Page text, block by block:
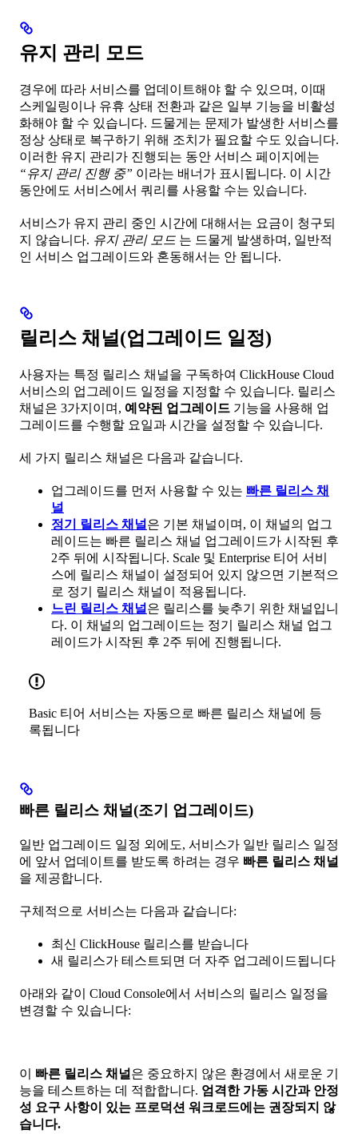
유지 관리 모드
경우에 따라 서비스를 업데이트해야 할 수 있으며, 이때
스케일링이나 유휴 상태 전환과 같은 일부 기능을 비활성
화해야 할 수 있습니다. 드물게는 문제가 발생한 서비스를
정상 상태로 복구하기 위해 조치가 필요할 수도 있습니다.
이러한 유지 관리가 진행되는 동안 서비스 페이지에는
“유지 관리 진행 중” 이라는 배너가 표시됩니다. 이 시간
동안에도 서비스에서 쿼리를 사용할 수는 있습니다.
서비스가 유지 관리 중인 시간에 대해서는 요금이 청구되
지 않습니다. 유지 관리 모드 는 드물게 발생하며, 일반적
인 서비스 업그레이드와 혼동해서는 안 됩니다.
릴리스 채널(업그레이드 일정)
사용자는 특정 릴리스 채널을 구독하여 ClickHouse Cloud
서비스의 업그레이드 일정을 지정할 수 있습니다. 릴리스
채널은 3가지이며, 예약된 업그레이드 기능을 사용해 업
그레이드를 수행할 요일과 시간을 설정할 수 있습니다.
세 가지 릴리스 채널은 다음과 같습니다.
업그레이드를 먼저 사용할 수 있는 빠른 릴리스 채
널
정기 릴리스 채널 은 기본 채널이며, 이 채널의 업그
레이드는 빠른 릴리스 채널 업그레이드가 시작된 후
2주 뒤에 시작됩니다. Scale 및 Enterprise 티어 서비
스에 릴리스 채널이 설정되어 있지 않으면 기본적으
로 정기 릴리스 채널이 적용됩니다.
느린 릴리스 채널 은 릴리스를 늦추기 위한 채널입니
다. 이 채널의 업그레이드는 정기 릴리스 채널 업그
레이드가 시작된 후 2주 뒤에 진행됩니다.
Basic 티어 서비스는 자동으로 빠른 릴리스 채널에 등
록됩니다
빠른 릴리스 채널(조기 업그레이드)
일반 업그레이드 일정 외에도, 서비스가 일반 릴리스 일정
에 앞서 업데이트를 받도록 하려는 경우 빠른 릴리스 채널
을 제공합니다.
구체적으로 서비스는 다음과 같습니다:
최신 ClickHouse 릴리스를 받습니다
새 릴리스가 테스트되면 더 자주 업그레이드됩니다
아래와 같이 Cloud Console에서 서비스의 릴리스 일정을
변경할 수 있습니다:
이 빠른 릴리스 채널 은 중요하지 않은 환경에서 새로운 기
능을 테스트하는 데 적합합니다. 엄격한 가동 시간과 안정
성 요구 사항이 있는 프로덕션 워크로드에는 권장되지 않
습니다.